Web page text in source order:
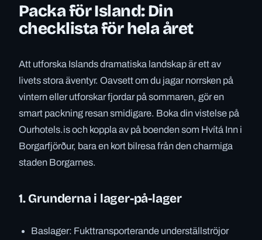
Packa för Island: Din
checklista för hela året
Att utforska Islands dramatiska landskap är ett av
livets stora äventyr. Oavsett om du jagar norrsken på
vintern eller utforskar fjordar på sommaren, gör en
smart packning resan smidigare. Boka din vistelse på
Ourhotels.is och koppla av på boenden som Hvítá Inn i
Borgarfjörður, bara en kort bilresa från den charmiga
staden Borgarnes.
1. Grunderna i lager-på-lager
Baslager: Fukttransporterande underställströjor